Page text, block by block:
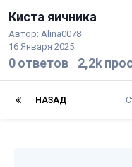
Киста яичника
Автор: Alina0078
16 Января 2025
0ответов 2,2k
НАЗАД